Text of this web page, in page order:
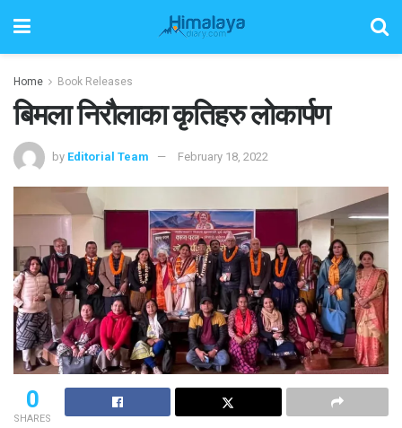
Home Book Releases
बिमला निरौलाका कृतिहरु लोकार्पण
by Editorial Team February 18, 2022
0
SHARES